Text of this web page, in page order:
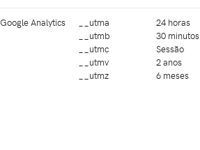
Google Analytics
__utma
__utmb
__utmc
__utmv
__utmz
24 horas
30 minutos
Sessão
2 anos
6 meses